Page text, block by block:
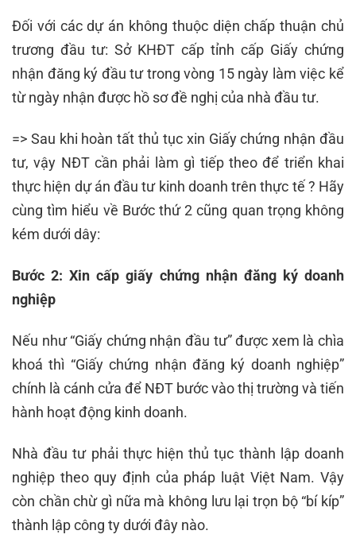
Đối với các dự án không thuộc diện chấp thuận chủ
trương đầu tư: Sở KHĐT cấp tỉnh cấp Giấy chứng
nhận đăng ký đầu tư trong vòng 15 ngày làm việc kể
từ ngày nhận được hồ sơ đề nghị của nhà đầu tư.
=> Sau khi hoàn tất thủ tục xin Giấy chứng nhận đầu
tư, vậy NĐT cần phải làm gì tiếp theo để triển khai
thực hiện dự án đầu tư kinh doanh trên thực tế ? Hãy
cùng tìm hiểu về Bước thứ 2 cũng quan trọng không
kém dưới dây:
Bước 2: Xin cấp giấy chứng nhận đăng ký doanh
nghiệp
Nếu như “Giấy chứng nhận đầu tư” được xem là chìa
khoá thì “Giấy chứng nhận đăng ký doanh nghiệp”
chính là cánh cửa để NĐT bước vào thị trường và tiến
hành hoạt động kinh doanh.
Nhà đầu tư phải thực hiện thủ tục thành lập doanh
nghiệp theo quy định của pháp luật Việt Nam. Vậy
còn chần chừ gì nữa mà không lưu lại trọn bộ “bí kíp”
thành lập công ty dưới đây nào.